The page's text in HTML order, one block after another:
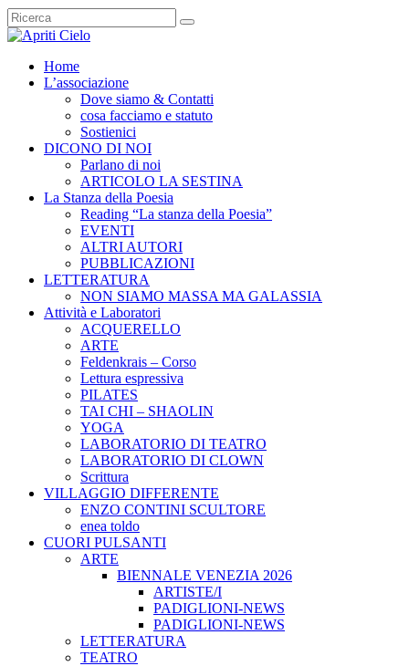
Home
L’associazione
Dove siamo & Contatti
cosa facciamo e statuto
Sostienici
DICONO DI NOI
Parlano di noi
ARTICOLO LA SESTINA
La Stanza della Poesia
Reading “La stanza della Poesia”
EVENTI
ALTRI AUTORI
PUBBLICAZIONI
LETTERATURA
NON SIAMO MASSA MA GALASSIA
Attività e Laboratori
ACQUERELLO
ARTE
Feldenkrais – Corso
Lettura espressiva
PILATES
TAI CHI – SHAOLIN
YOGA
LABORATORIO DI TEATRO
LABORATORIO DI CLOWN
Scrittura
VILLAGGIO DIFFERENTE
ENZO CONTINI SCULTORE
enea toldo
CUORI PULSANTI
ARTE
BIENNALE VENEZIA 2026
ARTISTE/I
PADIGLIONI-NEWS
PADIGLIONI-NEWS
LETTERATURA
TEATRO